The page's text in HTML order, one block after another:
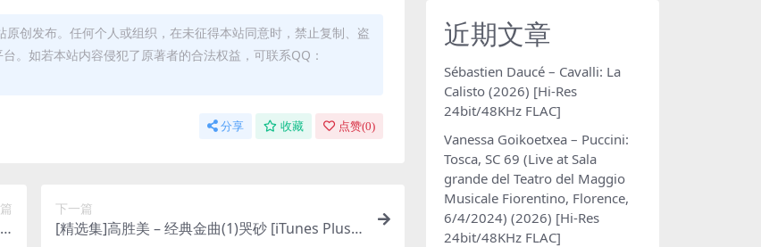
创发布。任何个人或组织，在未征得本站同意时，禁止复制、盗
。如若本站内容侵犯了原著者的合法权益，可联系QQ：
分享 收藏 点赞(0)
下一篇
[精选集]高胜美 – 经典金曲(1)哭砂 [iTunes Plus
近期文章
Sébastien Daucé – Cavalli: La
Calisto (2026) [Hi-Res
24bit/48KHz FLAC]
Vanessa Goikoetxea – Puccini:
Tosca, SC 69 (Live at Sala
grande del Teatro del Maggio
Musicale Fiorentino, Florence,
6/4/2024) (2026) [Hi-Res
24bit/48KHz FLAC]